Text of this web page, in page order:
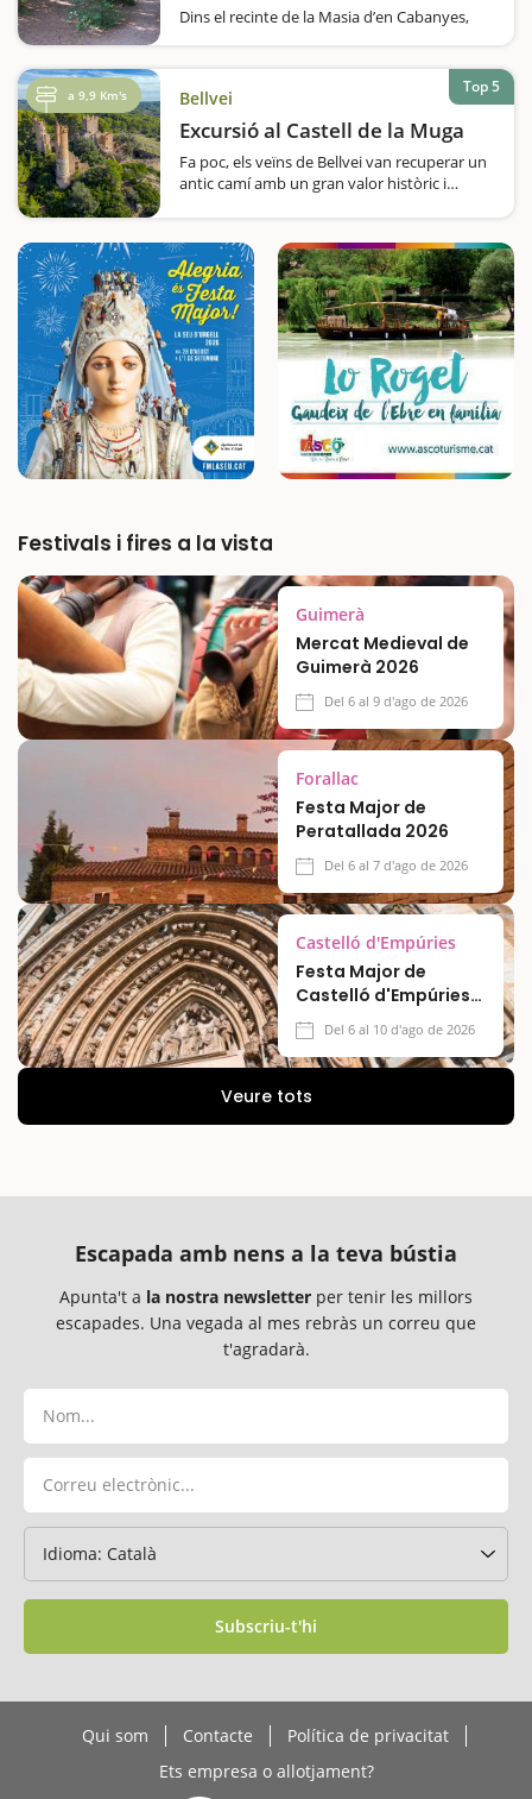
Dins el recinte de la Masia d’en Cabanyes,
d’oliveres amb taules, barbacoes,…
a 9,9 Km's Bellvei
Excursió al Castell de la Muga
Fa poc, els veïns de Bellvei van recuperar un
antic camí amb un gran valor històric i
Muga. Gràcies a aquesta iniciativa, teniu la
possibilitat…
Top 5
Festivals i fires a la vista
Guimerà
Mercat Medieval de
Guimerà 2026
Del 6 al 9 d'ago de 2026
Forallac
Festa Major de
Peratallada 2026
Del 6 al 7 d'ago de 2026
Castelló d'Empúries
Festa Major de
Castelló d'Empúries
2026Del 6 al 10 d'ago de 2026
Veure tots
Escapada amb nens a la teva bústia
Apunta't a la nostra newsletter per tenir les millors
escapades. Una vegada al mes rebràs un correu que
t'agradarà.
Subscriu-t'hi
Qui som Contacte
Política de privacitat
Ets empresa o allotjament?